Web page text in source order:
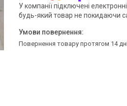
У компанії підключені
будь-який товар не покидаючи
повернення товару протягом 14